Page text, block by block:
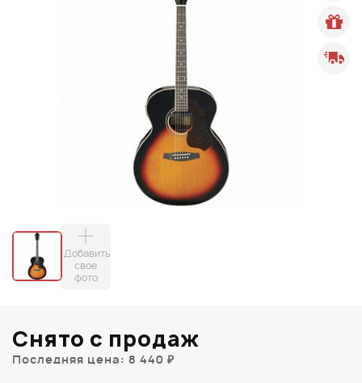
Добавить
свое
фото
Снято с продаж
Последняя цена: 8 440 ₽